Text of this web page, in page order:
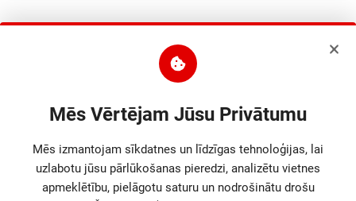
mm
Augstums 216.2
Iepakojuma
izmēri
438, 278, 466mm
Mēs Vērtējam Jūsu Privātumu
Mēs izmantojam sīkdatnes un līdzīgas tehnoloģijas, lai
uzlabotu jūsu pārlūkošanas pieredzi, analizētu vietnes
apmeklētību, pielāgotu saturu un nodrošinātu drošu